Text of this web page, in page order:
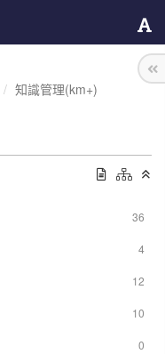
知識管理(km+)
36
4
12
10
0